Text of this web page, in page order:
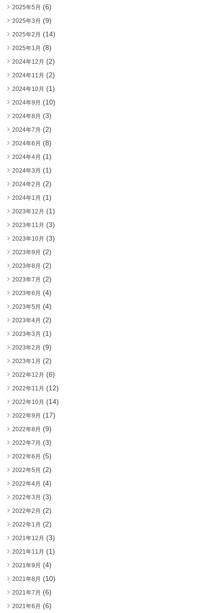
2025年5月 (6)
2025年3月 (9)
2025年2月 (14)
2025年1月 (8)
2024年12月 (2)
2024年11月 (2)
2024年10月 (1)
2024年9月 (10)
2024年8月 (3)
2024年7月 (2)
2024年6月 (8)
2024年4月 (1)
2024年3月 (1)
2024年2月 (2)
2024年1月 (1)
2023年12月 (1)
2023年11月 (3)
2023年10月 (3)
2023年9月 (2)
2023年8月 (2)
2023年7月 (2)
2023年6月 (4)
2023年5月 (4)
2023年4月 (2)
2023年3月 (1)
2023年2月 (9)
2023年1月 (2)
2022年12月 (6)
2022年11月 (12)
2022年10月 (14)
2022年9月 (17)
2022年8月 (9)
2022年7月 (3)
2022年6月 (5)
2022年5月 (2)
2022年4月 (4)
2022年3月 (3)
2022年2月 (2)
2022年1月 (2)
2021年12月 (3)
2021年11月 (1)
2021年9月 (4)
2021年8月 (10)
2021年7月 (6)
2021年6月 (6)